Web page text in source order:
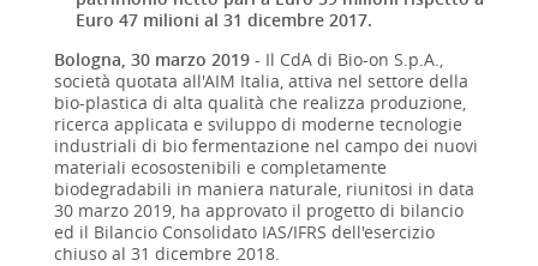
Euro 47 milioni al 31 dicembre 2017.
Bologna, 30 marzo 2019- Il CdA di Bio-on S.p.A.,
società quotata all'AIM Italia, attiva nel settore della
bio-plastica di alta qualità che realizza produzione,
ricerca applicata e sviluppo di moderne tecnologie
industriali di bio fermentazione nel campo dei nuovi
materiali ecosostenibili e completamente
biodegradabili in maniera naturale, riunitosi in data
30 marzo 2019, ha approvato il progetto di bilancio
ed il Bilancio Consolidato IAS/IFRS dell'esercizio
chiuso al 31 dicembre 2018.